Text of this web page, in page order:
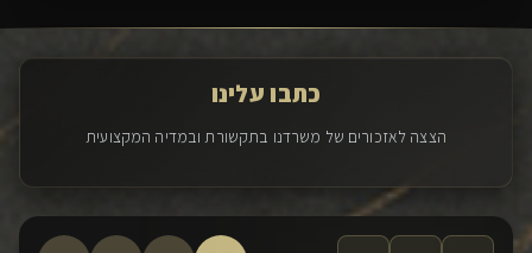
כתבו עלינו
הצצה לאזכורים של משרדנו בתקשורת ובמדיה המקצועית